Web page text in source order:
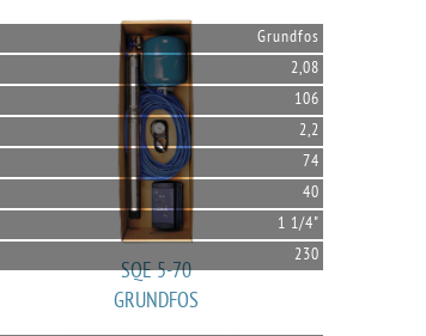
Grundfos
2,08
106
2,2
74
40
1 1/4"
230
SQE 5-70
GRUNDFOS